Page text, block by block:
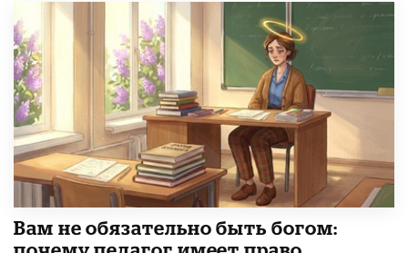
​Вам не обязательно быть богом: